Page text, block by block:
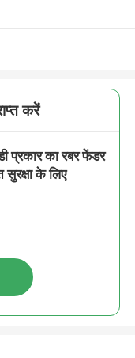
करें
प्रकार का रबर फेंडर
सुरक्षा के लिए